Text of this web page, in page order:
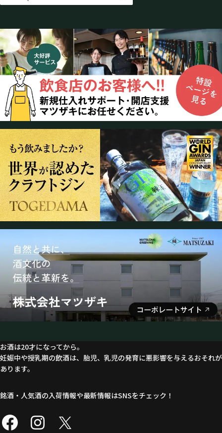
お酒は20才になってから。
妊娠中や授乳期の飲酒は、胎児、乳児の発育に悪影響を与えるおそれが
あります。
銘酒・人気酒の入荷情報や最新情報はSNSをチェック！